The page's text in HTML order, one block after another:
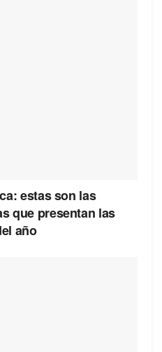
estas son las
que presentan las
año